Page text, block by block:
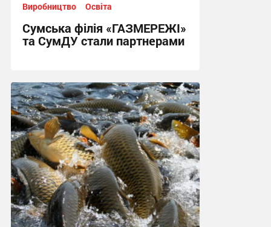
Виробництво Освіта
Сумська філія «ГАЗМЕРЕЖІ»
та СумДУ стали партнерами
18:02, 29.01.2024